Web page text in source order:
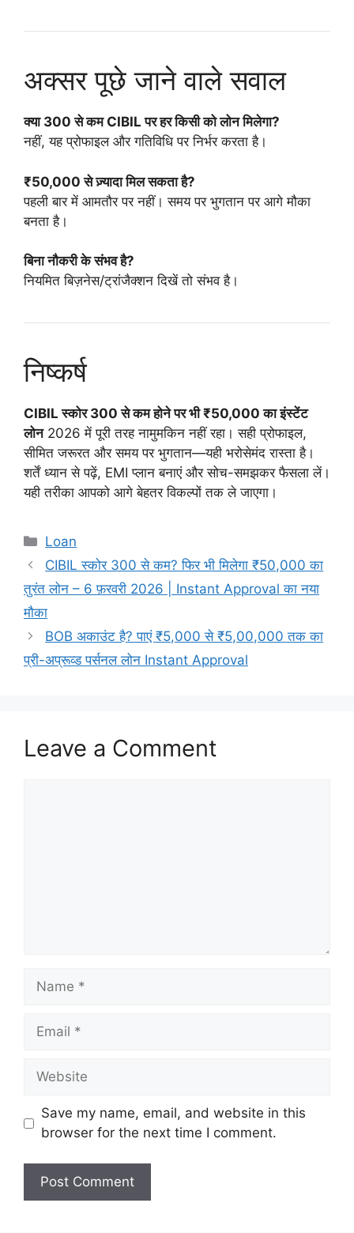
अक्सर पूछे जाने वाले सवाल
क्या 300 से कम CIBIL पर हर किसी को लोन मिलेगा?
नहीं, यह प्रोफाइल और गतिविधि पर निर्भर करता है।
₹50,000 से ज़्यादा मिल सकता है?
पहली बार में आमतौर पर नहीं। समय पर भुगतान पर आगे मौका
बनता है।
बिना नौकरी के संभव है?
नियमित बिज़नेस/ट्रांजैक्शन दिखें तो संभव है।
निष्कर्ष
CIBIL स्कोर 300 से कम होने पर भी ₹50,000 का इंस्टेंट
लोन2026 में पूरी तरह नामुमकिन नहीं रहा। सही प्रोफाइल,
सीमित जरूरत और समय पर भुगतान—यही भरोसेमंद रास्ता है।
शर्तें ध्यान से पढ़ें, EMI प्लान बनाएं और सोच-समझकर फैसला लें।
यही तरीका आपको आगे बेहतर विकल्पों तक ले जाएगा।
Categories
Loan
CIBIL स्कोर 300 से कम? फिर भी मिलेगा ₹50,000 का
तुरंत लोन – 6 फ़रवरी 2026 | Instant Approval का नया
मौका
BOB अकाउंट है? पाएं ₹5,000 से ₹5,00,000 तक का
प्री-अप्रूव्ड पर्सनल लोन Instant Approval
Leave a Comment
Name
Email
Website
Save my name, email, and website in this
browser for the next time I comment.